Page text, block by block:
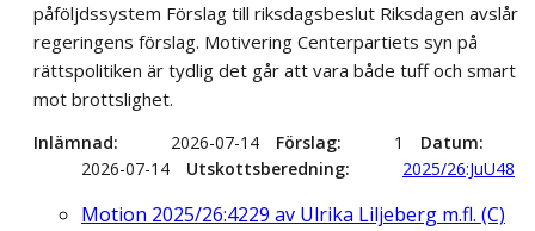
påföljdssystem Förslag till riksdagsbeslut Riksdagen avslår
regeringens förslag. Motivering Centerpartiets syn på
rättspolitiken är tydlig det går att vara både tuff och smart
mot brottslighet.
Inlämnad 2026-07-14 Förslag 1
Datum
2026-07-14
Utskottsberedning 2025/26:JuU48
Motion 2025/26:4229 av Ulrika Liljeberg m.fl. (C)